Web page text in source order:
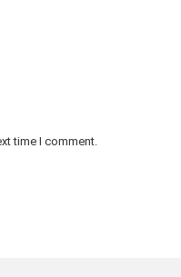
time I comment.